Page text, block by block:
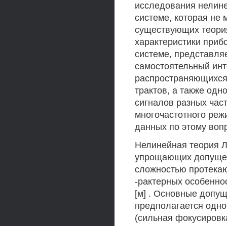
исследования
системе, которая не
существующих
характеристики
системе,
самостоятельный
трактов, а также
сигналов разных
многочастотного
данных по этому
Нелинейная теория
упрощающих
сложностью
-рактерных
[м] . Основные
предполагается
(сильная